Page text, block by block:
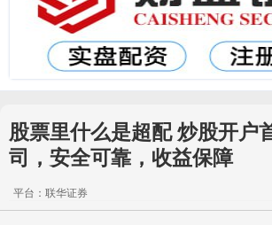
股票里什么是超配 炒股开户
司，安全可靠，收益保障
平台：联华证券